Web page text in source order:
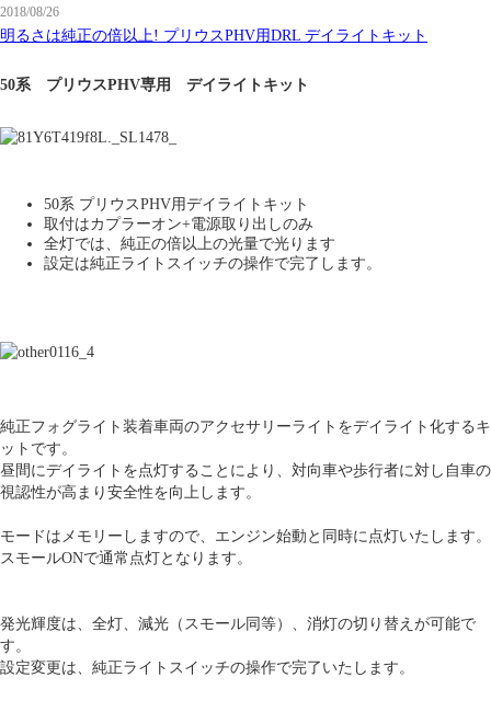
2018/08/26
明るさは純正の倍以上! プリウスPHV用DRL デイライトキット
50系 プリウスPHV専用 デイライトキット
50系 プリウスPHV用デイライトキット
取付はカプラーオン+電源取り出しのみ
全灯では、純正の倍以上の光量で光ります
設定は純正ライトスイッチの操作で完了します。
純正フォグライト装着車両のアクセサリーライトをデイライト化するキ
ットです。
昼間にデイライトを点灯することにより、対向車や歩行者に対し自車の
視認性が高まり安全性を向上します。
モードはメモリーしますので、エンジン始動と同時に点灯いたします。
スモールONで通常点灯となります。
発光輝度は、全灯、減光（スモール同等）、消灯の切り替えが可能で
す。
設定変更は、純正ライトスイッチの操作で完了いたします。